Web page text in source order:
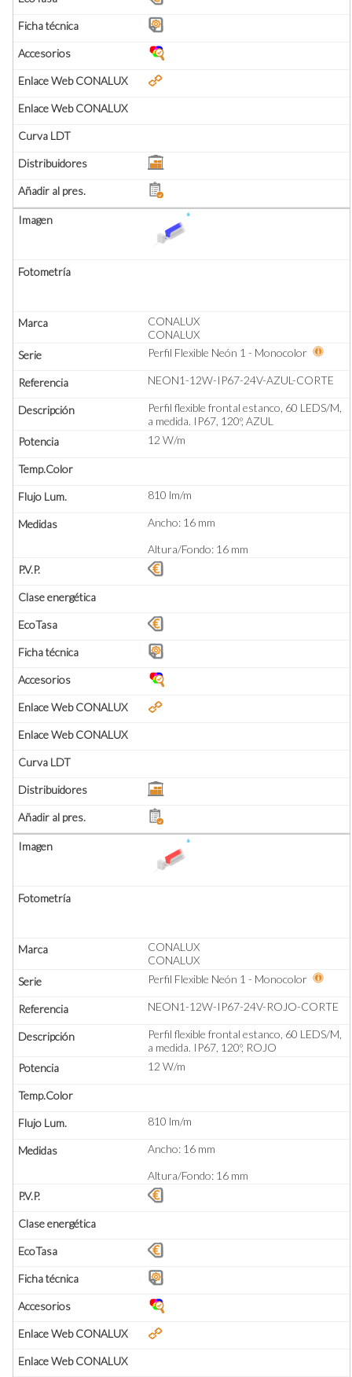
CONALUX
CONALUX
Perfil Flexible Neón 1 - Monocolor
NEON1-12W-IP67-24V-AZUL-CORTE
Perfil flexible frontal estanco, 60 LEDS/M,
a medida. IP67, 120º, AZUL
12 W/m
810 lm/m
Ancho: 16 mm
Altura/Fondo: 16 mm
CONALUX
CONALUX
Perfil Flexible Neón 1 - Monocolor
NEON1-12W-IP67-24V-ROJO-CORTE
Perfil flexible frontal estanco, 60 LEDS/M,
a medida. IP67, 120º, ROJO
12 W/m
810 lm/m
Ancho: 16 mm
Altura/Fondo: 16 mm